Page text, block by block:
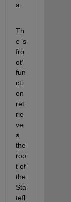
a.
Th
e ‘s
fro
ot’
fun
cti
on
ret
rie
ve
s
the
roo
t of
Sta
tefl